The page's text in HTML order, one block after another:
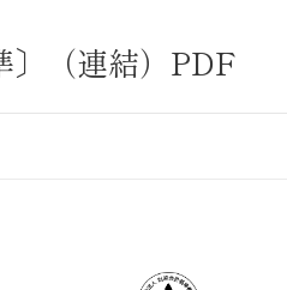
マテリアリティ
取組事例
（連結）PDF